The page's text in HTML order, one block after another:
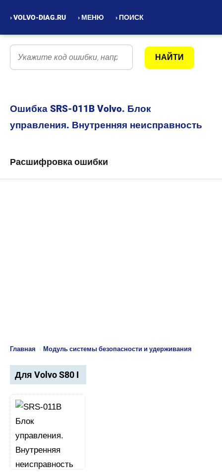
› VOLVO-DIAG.RU › МЕНЮ › ПОИСК
Ошибка SRS-011B Volvo. Блок
управления. Внутренняя неисправность
Расшифровка ошибки
Главная › Модуль системы безопасности и удерживания
Для Volvo S80 I